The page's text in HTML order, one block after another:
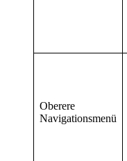
Oberere
Navigationsmenü